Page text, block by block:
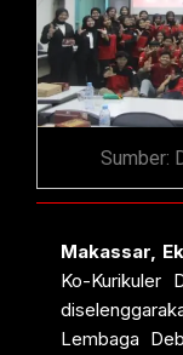
Sumber:
Makassar,
Ko-Kurikuler
Lembaga